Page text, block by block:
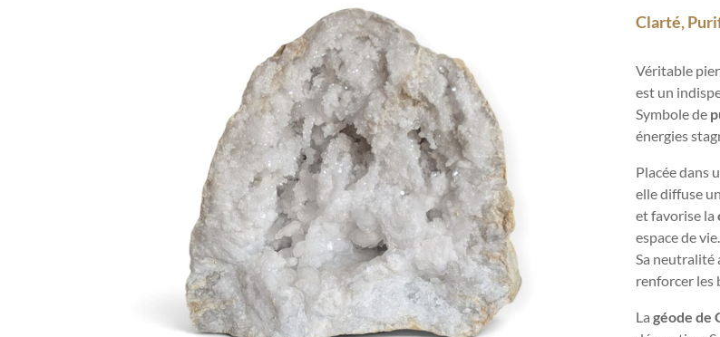
Clarté,
Véritable
est un
Symbole de
énergies
Placée dans
elle diffuse
et favorise la
espace de vie.
Sa neutralité
renforcer les
Lagéode de